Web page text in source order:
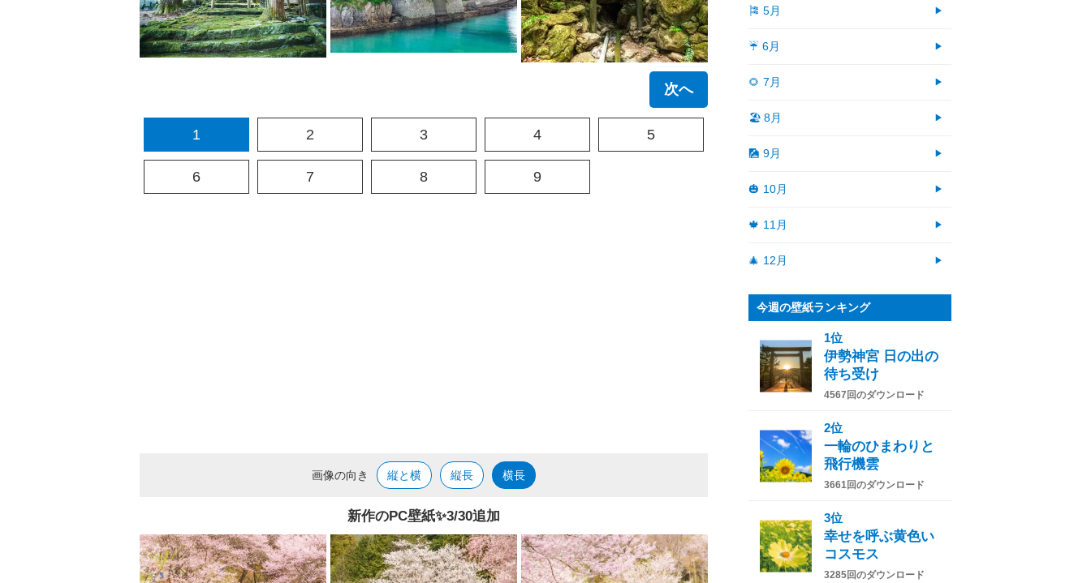
次へ
1 2 3 4 5
6 7 8 9
画像の向き 縦と横 縦長 横長
新作のPC壁紙✨️3/30追加
🎏 5月
☔ 6月
🌻 7月
🏖 8月
🎑 9月
🎃 10月
🍁 11月
🎄 12月
今週の壁紙ランキング
1位
伊勢神宮 日の出の
待ち受け
4567回のダウンロード
2位
一輪のひまわりと
飛行機雲
3661回のダウンロード
3位
幸せを呼ぶ黄色い
コスモス
3285回のダウンロード